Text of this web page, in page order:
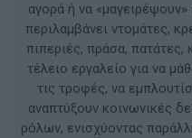
αγορά ή να
περιλαμβάνει ντομάτες,
πιπεριές, πράσα, πατάτες,
τέλειο εργαλείο για να
τις τροφές, να
αναπτύξουν κοινωνικές
ρόλων, ενισχύοντας